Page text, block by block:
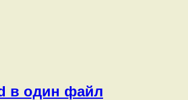
в один файл